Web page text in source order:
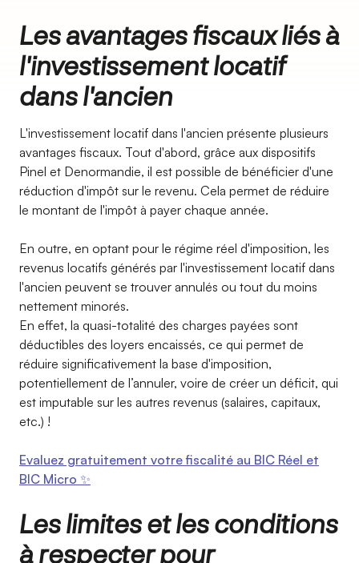
Les avantages fiscaux liés à
l'investissement locatif
dans l'ancien
L'investissement locatif dans l'ancien présente plusieurs
avantages fiscaux. Tout d'abord, grâce aux dispositifs
Pinel et Denormandie, il est possible de bénéficier d'une
réduction d'impôt sur le revenu. Cela permet de réduire
le montant de l'impôt à payer chaque année.
En outre, en optant pour le régime réel d'imposition, les
revenus locatifs générés par l'investissement locatif dans
l'ancien peuvent se trouver annulés ou tout du moins
nettement minorés.
En effet, la quasi-totalité des charges payées sont
déductibles des loyers encaissés, ce qui permet de
réduire significativement la base d'imposition,
potentiellement de l’annuler, voire de créer un déficit, qui
est imputable sur les autres revenus (salaires, capitaux,
etc.) !
Evaluez gratuitement votre fiscalité au BIC Réel et
BIC Micro ✨
Les limites et les conditions
à respecter pour